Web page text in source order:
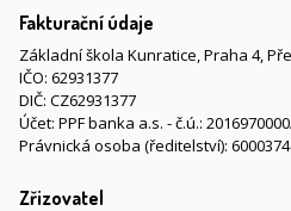
Fakturační údaje
Základní škola Kunratice, Praha 4,
IČO: 62931377
DIČ: CZ62931377
Účet: PPF banka a.s. - č.ú.:
Právnická osoba (ředitelství):
Zřizovatel